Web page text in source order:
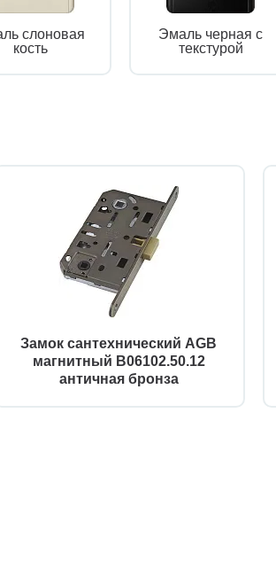
слоновая
кость
Эмаль черная с
текстурой
Замок сантехнический AGB
магнитный B06102.50.12
античная бронза